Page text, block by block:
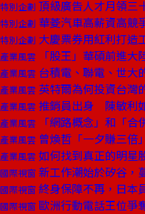
特別企劃 頂級廣告人才月領三
特別企劃 華菱汽車高薪資高競
特別企劃 大慶票券用紅利打造
產業風雲 「股王」華碩前進大
產業風雲 台積電、聯電、世大
產業風雲 英特爾為何投資台灣
產業風雲 推銷員出身 陳敏利
產業風雲 「網路概念」和「
產業風雲 曾煥哲「一夕賺三倍
產業風雲 如何找到真正的明星
國際視窗 新工作潮始於矽谷，
國際視窗 終身保障不再，日本
國際視窗 歐洲行動電話王位爭